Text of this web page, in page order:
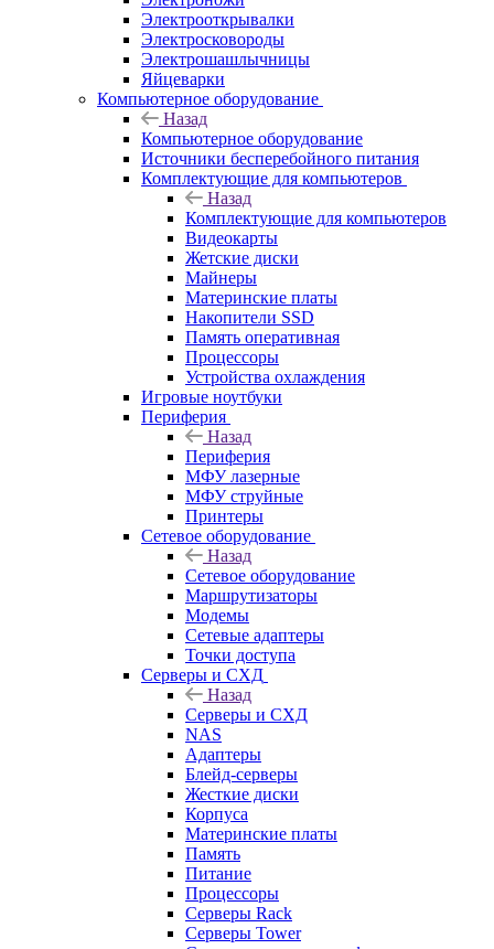
Электрооткрывалки
Электросковороды
Электрошашлычницы
Яйцеварки
Компьютерное оборудование
Назад
Компьютерное оборудование
Источники бесперебойного питания
Комплектующие для компьютеров
Назад
Комплектующие для компьютеров
Видеокарты
Жетские диски
Майнеры
Материнские платы
Накопители SSD
Память оперативная
Процессоры
Устройства охлаждения
Игровые ноутбуки
Периферия
Назад
Периферия
МФУ лазерные
МФУ струйные
Принтеры
Сетевое оборудование
Назад
Сетевое оборудование
Маршрутизаторы
Модемы
Сетевые адаптеры
Точки доступа
Серверы и СХД
Назад
Серверы и СХД
NAS
Адаптеры
Блейд-серверы
Жесткие диски
Корпуса
Материнские платы
Память
Питание
Процессоры
Серверы Rack
Серверы Tower